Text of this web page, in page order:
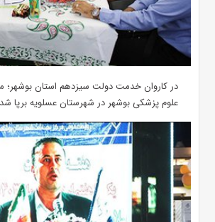
در کاروان خدمت دولت سیزدهم استان بوشهر؛
علوم پزشکی بوشهر در شهرستان عسلویه برپا